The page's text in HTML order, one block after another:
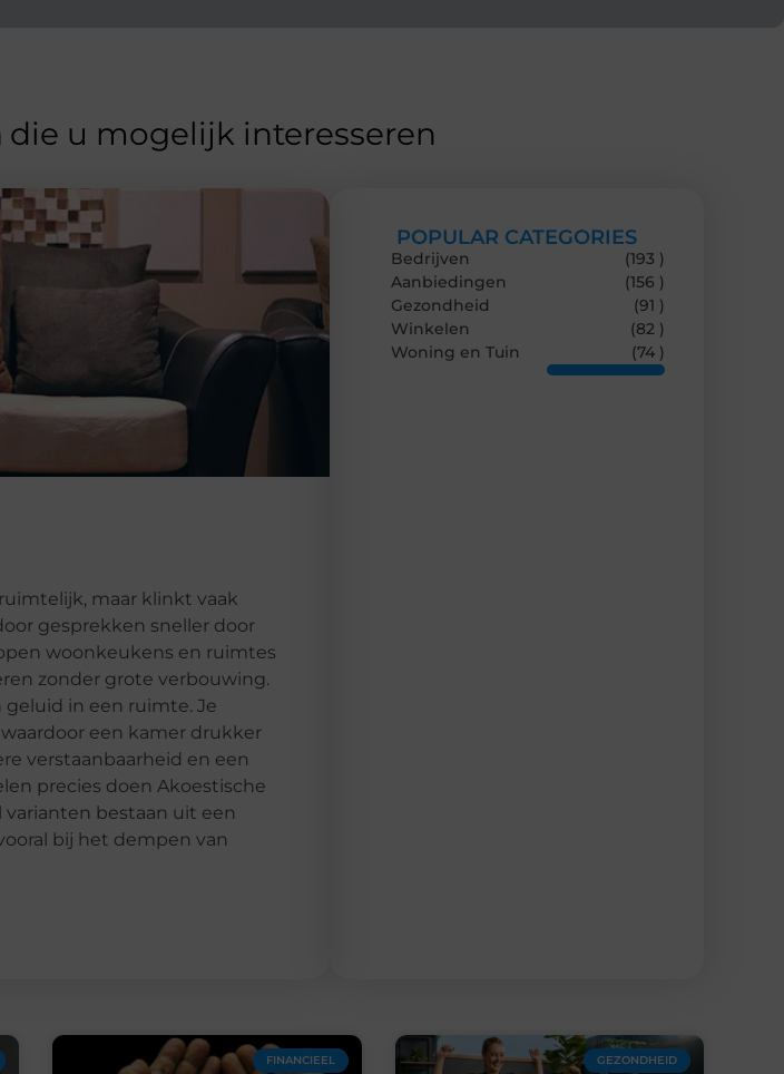
die u mogelijk interesseren
maar klinkt vaak
gesprekken sneller door
woonkeukens en ruimtes
zonder grote verbouwing.
geluid in een ruimte. Je
een kamer drukker
verstaanbaarheid en een
precies doen Akoestische
bestaan uit een
bij het dempen van
POPULAR CATEGORIES
Bedrijven
(193 )
Aanbiedingen
(156 )
Gezondheid
(91 )
Winkelen
(82 )
Woning en Tuin
(74 )
FINANCIEEL GEZONDHEID